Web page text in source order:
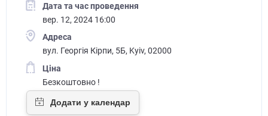
Дата та час проведення
вер. 12, 2024 16:00
Адреса
вул. Георгія Кірпи, 5Б, Kyiv, 02000
Ціна
Безкоштовно !